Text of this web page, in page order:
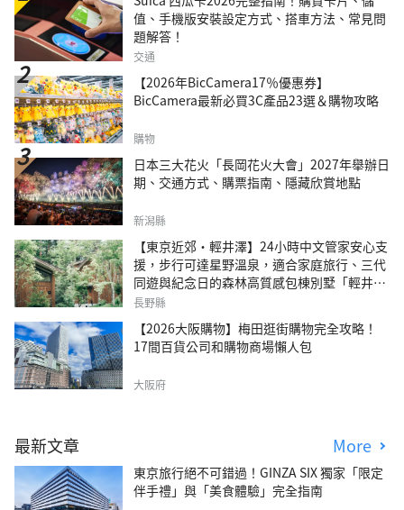
值、手機版安裝設定方式、搭車方法、常見問
題解答！
交通
【2026年BicCamera17％優惠券】
BicCamera最新必買3C產品23選＆購物攻略
購物
日本三大花火「長岡花火大會」2027年舉辦日
期、交通方式、購票指南、隱藏欣賞地點
新潟縣
【東京近郊・輕井澤】24小時中文管家安心支
援，步行可達星野溫泉，適合家庭旅行、三代
同遊與紀念日的森林高質感包棟別墅「輕井澤
森四季VILLA」
長野縣
【2026大阪購物】梅田逛街購物完全攻略！
17間百貨公司和購物商場懶人包
大阪府
最新文章 More
東京旅行絕不可錯過！GINZA SIX 獨家「限定
伴手禮」與「美食體驗」完全指南